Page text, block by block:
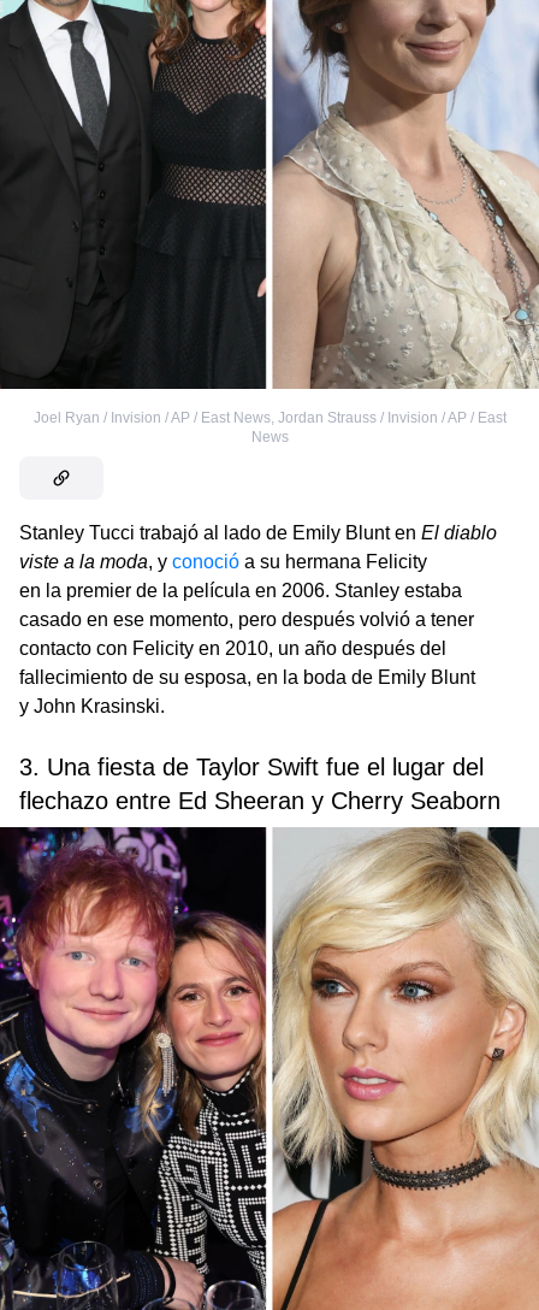
Joel Ryan / Invision / AP / East News, Jordan Strauss / Invision / AP / East
News
Stanley Tucci trabajó al lado de Emily Blunt en El diablo
viste a la moda, y conoció a su hermana Felicity
en la premier de la película en 2006. Stanley estaba
casado en ese momento, pero después volvió a tener
contacto con Felicity en 2010, un año después del
fallecimiento de su esposa, en la boda de Emily Blunt
y John Krasinski.
3. Una fiesta de Taylor Swift fue el lugar del
flechazo entre Ed Sheeran y Cherry Seaborn